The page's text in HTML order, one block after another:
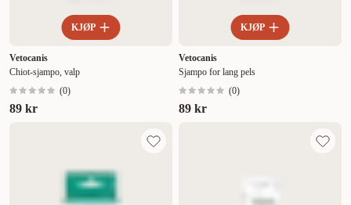
KJØP
Vetocanis
Chiot-sjampo, valp
(0)
89 kr
KJØP
Vetocanis
Sjampo for lang pels
(0)
89 kr